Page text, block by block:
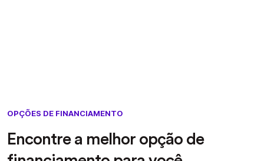
OPÇÕES DE FINANCIAMENTO
Encontre a melhor opção de